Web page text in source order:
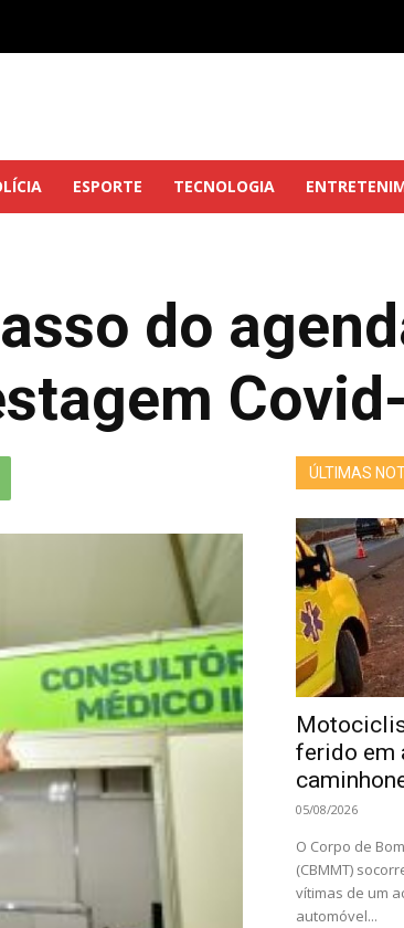
ESPORTE TECNOLOGIA
do
ÚLTIMAS
ferido em
05/08/2026
O Corpo de
(CBMMT)
vítimas de um
automóvel...